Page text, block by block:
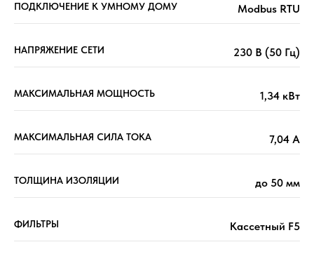
ПОДКЛЮЧЕНИЕ К УМНОМУ ДОМУ Modbus RTU
НАПРЯЖЕНИЕ СЕТИ 230 В (50 Гц)
МАКСИМАЛЬНАЯ МОЩНОСТЬ 1,34 кВт
МАКСИМАЛЬНАЯ СИЛА ТОКА 7,04 А
ТОЛЩИНА ИЗОЛЯЦИИ до 50 мм
ФИЛЬТРЫ Кассетный F5